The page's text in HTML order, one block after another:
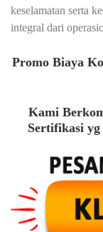
keselamatan serta
integral dari
Promo Biaya
Kami
Sertifikasi